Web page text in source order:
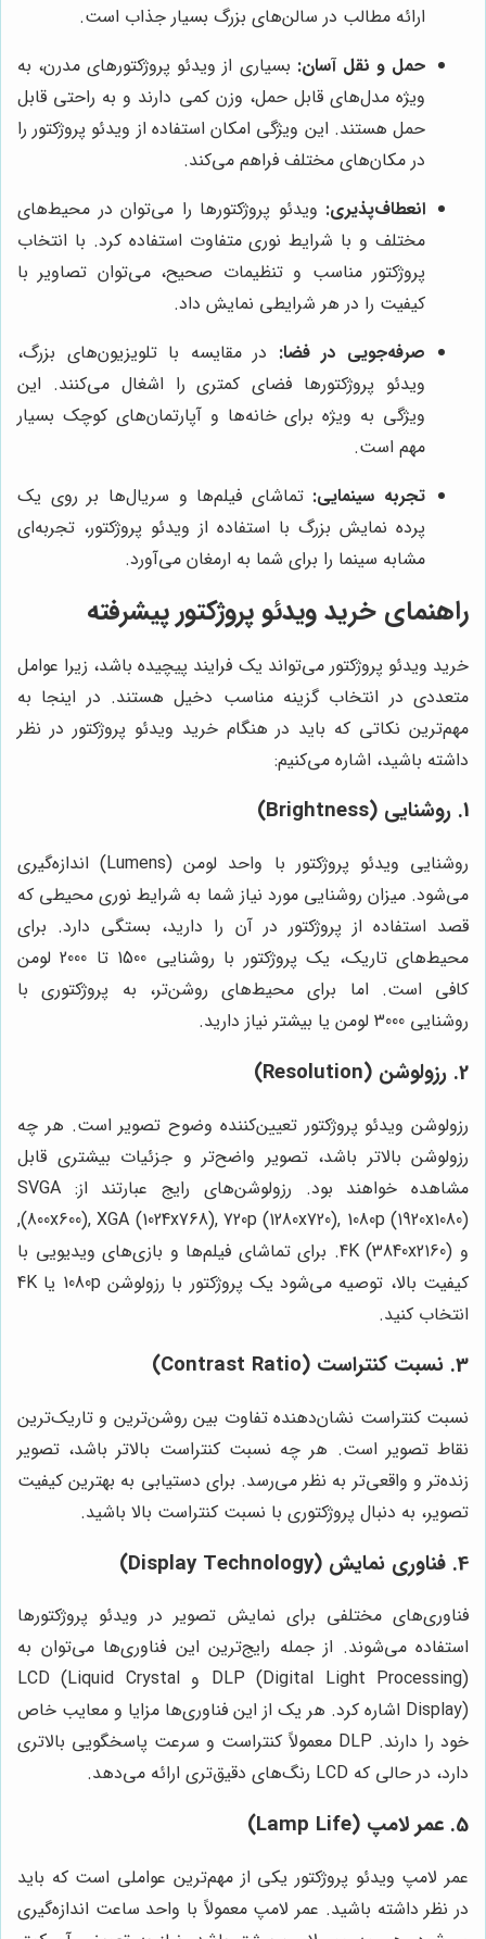
ارائه مطالب در سالن‌های بزرگ بسیار جذاب است.
حمل و نقل آسان: بسیاری از ویدئو پروژکتورهای مدرن، به
ویژه مدل‌های قابل حمل، وزن کمی دارند و به راحتی قابل
حمل هستند. این ویژگی امکان استفاده از ویدئو پروژکتور را
در مکان‌های مختلف فراهم می‌کند.
انعطاف‌پذیری: ویدئو پروژکتورها را می‌توان در محیط‌های
مختلف و با شرایط نوری متفاوت استفاده کرد. با انتخاب
پروژکتور مناسب و تنظیمات صحیح، می‌توان تصاویر با
کیفیت را در هر شرایطی نمایش داد.
صرفه‌جویی در فضا: در مقایسه با تلویزیون‌های بزرگ،
ویدئو پروژکتورها فضای کمتری را اشغال می‌کنند. این
ویژگی به ویژه برای خانه‌ها و آپارتمان‌های کوچک بسیار
مهم است.
تجربه سینمایی: تماشای فیلم‌ها و سریال‌ها بر روی یک
پرده نمایش بزرگ با استفاده از ویدئو پروژکتور، تجربه‌ای
مشابه سینما را برای شما به ارمغان می‌آورد.
راهنمای خرید ویدئو پروژکتور پیشرفته
خرید ویدئو پروژکتور می‌تواند یک فرایند پیچیده باشد، زیرا عوامل
متعددی در انتخاب گزینه مناسب دخیل هستند. در اینجا به
مهم‌ترین نکاتی که باید در هنگام خرید ویدئو پروژکتور در نظر
داشته باشید، اشاره می‌کنیم:
1. روشنایی (Brightness)
روشنایی ویدئو پروژکتور با واحد لومن (Lumens) اندازه‌گیری
می‌شود. میزان روشنایی مورد نیاز شما به شرایط نوری محیطی که
قصد استفاده از پروژکتور در آن را دارید، بستگی دارد. برای
محیط‌های تاریک، یک پروژکتور با روشنایی 1500 تا 2000 لومن
کافی است. اما برای محیط‌های روشن‌تر، به پروژکتوری با
روشنایی 3000 لومن یا بیشتر نیاز دارید.
2. رزولوشن (Resolution)
رزولوشن ویدئو پروژکتور تعیین‌کننده وضوح تصویر است. هر چه
رزولوشن بالاتر باشد، تصویر واضح‌تر و جزئیات بیشتری قابل
مشاهده خواهند بود. رزولوشن‌های رایج عبارتند از: SVGA
(800x600), XGA (1024x768), 720p (1280x720), 1080p (1920x1080),
و 4K (3840x2160). برای تماشای فیلم‌ها و بازی‌های ویدیویی با
کیفیت بالا، توصیه می‌شود یک پروژکتور با رزولوشن 1080p یا 4K
انتخاب کنید.
3. نسبت کنتراست (Contrast Ratio)
نسبت کنتراست نشان‌دهنده تفاوت بین روشن‌ترین و تاریک‌ترین
نقاط تصویر است. هر چه نسبت کنتراست بالاتر باشد، تصویر
زنده‌تر و واقعی‌تر به نظر می‌رسد. برای دستیابی به بهترین کیفیت
تصویر، به دنبال پروژکتوری با نسبت کنتراست بالا باشید.
4. فناوری نمایش (Display Technology)
فناوری‌های مختلفی برای نمایش تصویر در ویدئو پروژکتورها
استفاده می‌شوند. از جمله رایج‌ترین این فناوری‌ها می‌توان به
DLP (Digital Light Processing) و LCD (Liquid Crystal
Display) اشاره کرد. هر یک از این فناوری‌ها مزایا و معایب خاص
خود را دارند. DLP معمولاً کنتراست و سرعت پاسخگویی بالاتری
دارد، در حالی که LCD رنگ‌های دقیق‌تری ارائه می‌دهد.
5. عمر لامپ (Lamp Life)
عمر لامپ ویدئو پروژکتور یکی از مهم‌ترین عواملی است که باید
در نظر داشته باشید. عمر لامپ معمولاً با واحد ساعت اندازه‌گیری